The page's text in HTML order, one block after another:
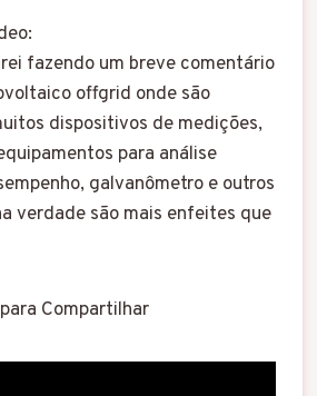
fazendo um breve comentário
offgrid onde são
dispositivos de medições,
para análise
galvanômetro e outros
verdade são mais enfeites que
Compartilhar